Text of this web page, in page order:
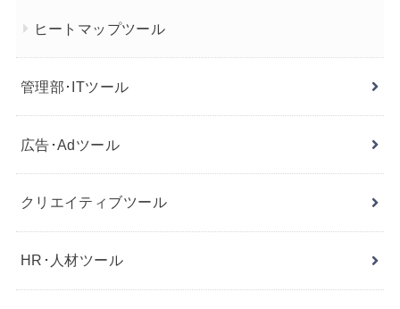
ヒートマップツール
管理部･ITツール
広告･Adツール
クリエイティブツール
HR･人材ツール